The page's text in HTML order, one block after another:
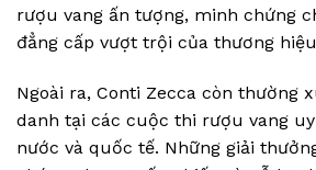
rượu vang ấn tượng, minh chứng
đẳng cấp vượt trội của thương
Ngoài ra, Conti Zecca còn thường
danh tại các cuộc thi rượu vang
nước và quốc tế. Những giải